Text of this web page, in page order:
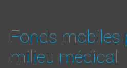
Fonds mobiles
milieu médical